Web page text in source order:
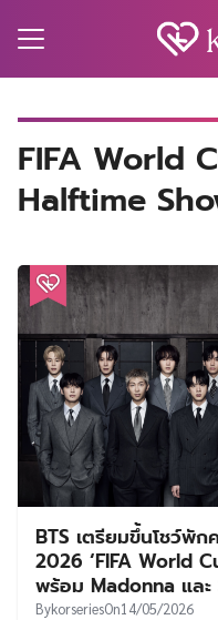
FIFA World
Halftime
BTS เตรียมขึ้นโชว์พั
2026 ‘FIFA World
พร้อม Madonna และ
BykorseriesOn14/05/2026